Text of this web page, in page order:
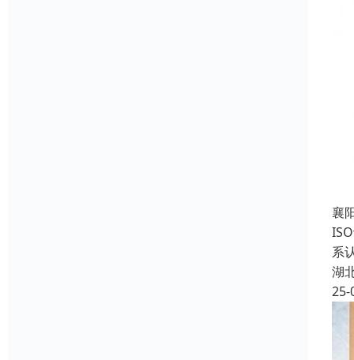
襄
系
湖
25-